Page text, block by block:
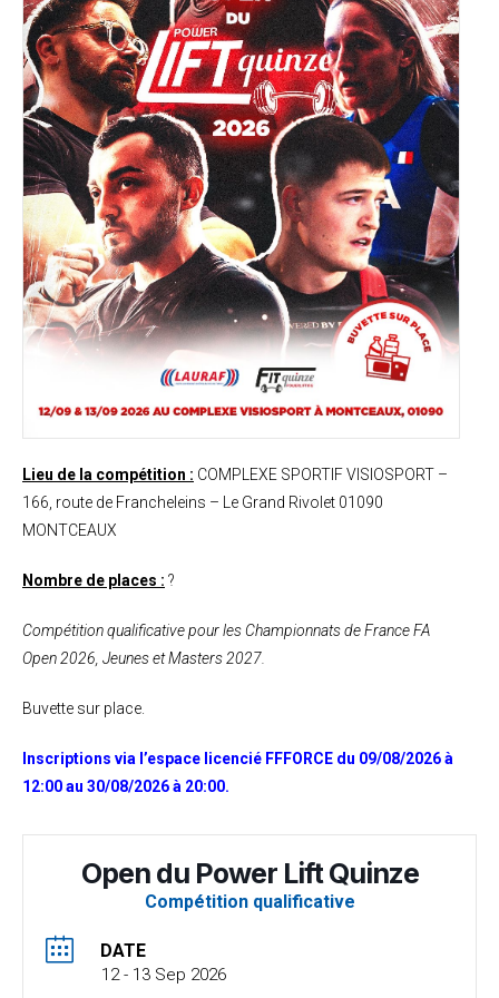
Lieu de la compétition : COMPLEXE SPORTIF VISIOSPORT –
166, route de Francheleins – Le Grand Rivolet 01090
MONTCEAUX
Nombre de places : ?
Compétition qualificative pour les Championnats de France FA
Open 2026, Jeunes et Masters 2027.
Buvette sur place.
Inscriptions via l’espace licencié FFFORCE du 09/08/2026 à
12:00 au 30/08/2026 à 20:00.
Open du Power Lift Quinze
Compétition qualificative
DATE
12 - 13 Sep 2026